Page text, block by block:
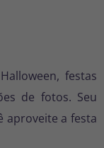
festas
de fotos. Seu
aproveite a festa